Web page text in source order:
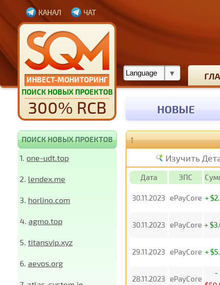
ИНВЕСТ-МОНИТОРИНГ
ПОИСК НОВЫХ ПРОЕКТОВ
300% RCB
КАНАЛ ЧАТ
НОВЫЕ
ПОИСК НОВЫХ ПРОЕКТОВ
1. one-udt.top
2. lendex.me
3. horlino.com
4. agmo.top
5. titansvip.xyz
6. aevos.org
↑
Изучить
Дата ЭПС
30.11.2023 ePayCore +
30.11.2023 ePayCore +
29.11.2023 ePayCore +
28.11.2023 ePayCore
-